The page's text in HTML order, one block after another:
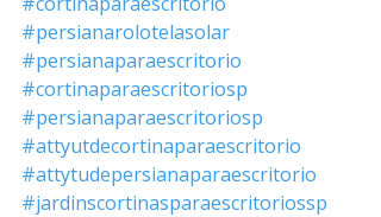
#persianarolotelasolar
#persianaparaescritorio
#cortinaparaescritoriosp
#persianaparaescritoriosp
#attyutdecortinaparaescritorio
#attytudepersianaparaescritorio
#jardinscortinasparaescritoriossp